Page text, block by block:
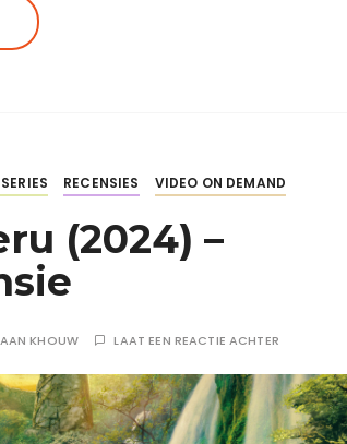
RECENSIES VIDEO ON DEMAND
(2024) –
KHOUW LAAT EEN REACTIE ACHTER